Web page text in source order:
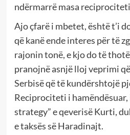
ndërmarrë masa
Ajo çfarë i mbetet, është t’i
që kanë ende interes për të
rajonin tonë, e kjo do të
pranojnë asnjë lloj veprimi
Serbisë që të kundërshtojë
Reciprociteti i hamëndësuar,
strategy” e qeverisë Kurti,
e taksës së Haradinajt.